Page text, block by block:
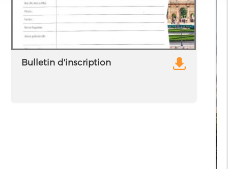
Bulletin d'inscription